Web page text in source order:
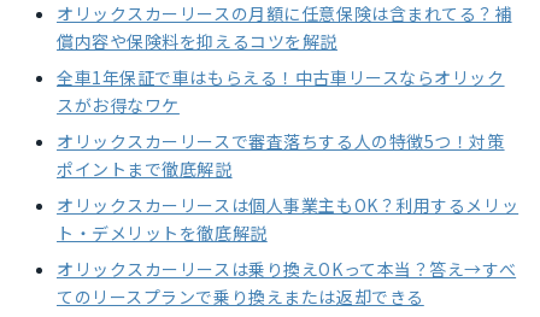
オリックスカーリースの月額に任意保険は含まれてる？補
償内容や保険料を抑えるコツを解説
全車1年保証で車はもらえる！中古車リースならオリック
スがお得なワケ
オリックスカーリースで審査落ちする人の特徴5つ！対策
ポイントまで徹底解説
オリックスカーリースは個人事業主もOK？利用するメリッ
ト・デメリットを徹底解説
オリックスカーリースは乗り換えOKって本当？答え→すべ
てのリースプランで乗り換えまたは返却できる